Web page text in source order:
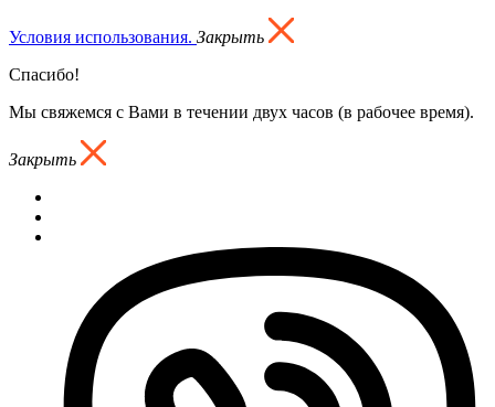
Условия использования. Закрыть
Спасибо!
Мы свяжемся с Вами в течении двух часов (в рабочее время).
Закрыть